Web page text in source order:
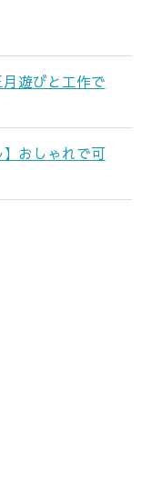
遊びと工作で
】おしゃれで可